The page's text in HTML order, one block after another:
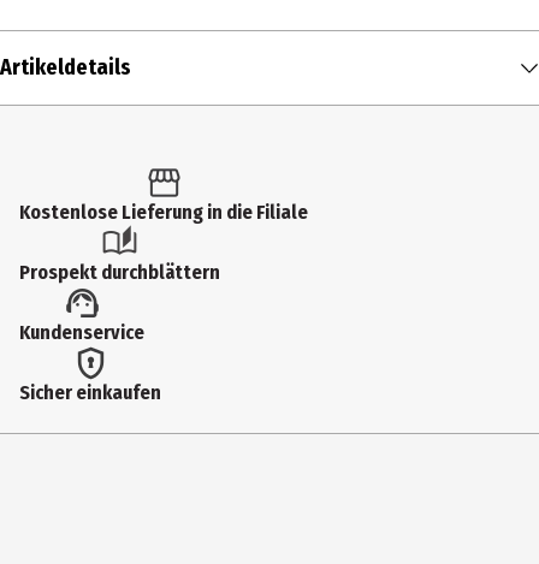
Artikeldetails
Produkttyp
Make-Up Schwämmchen
Materialdetails
Polyester, Polyurethan, PU-Leder
Kostenlose Lieferung in die Filiale
Prospekt durchblättern
Kundenservice
Sicher einkaufen